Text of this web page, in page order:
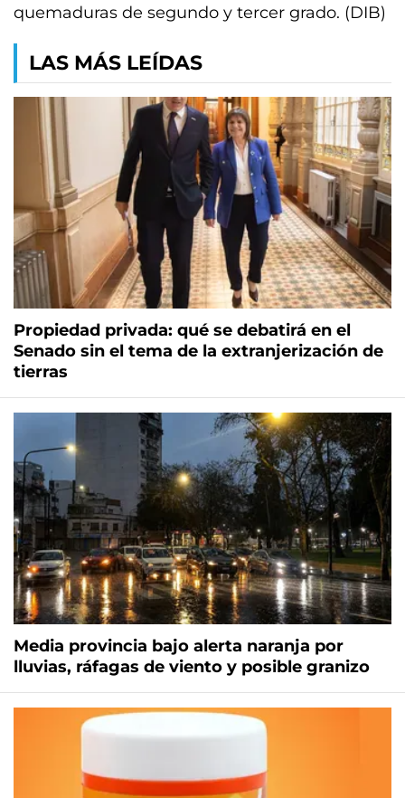
quemaduras de segundo y tercer grado. (DIB)
LAS MÁS LEÍDAS
Propiedad privada: qué se debatirá en el
Senado sin el tema de la extranjerización de
tierras
Media provincia bajo alerta naranja por
lluvias, ráfagas de viento y posible granizo